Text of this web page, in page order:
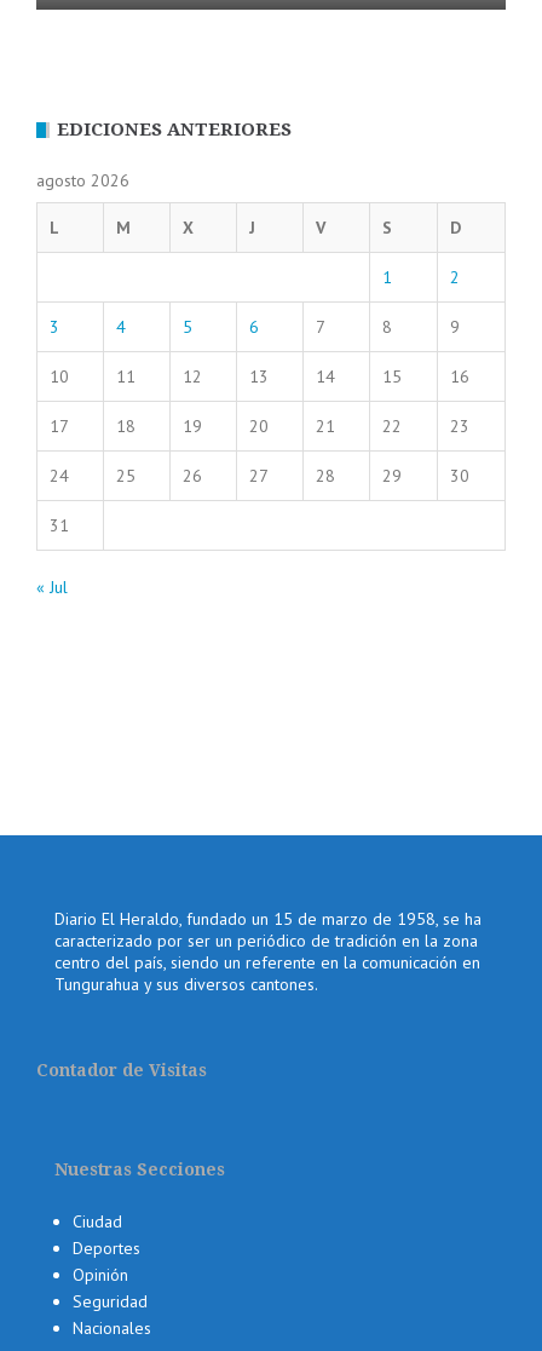
EDICIONES ANTERIORES
agosto 2026
L M X J V S D
1 2
3 4 5 6 7 8 9
10 11 12 13 14 15 16
17 18 19 20 21 22 23
24 25 26 27 28 29 30
31
« Jul
Diario El Heraldo, fundado un 15 de marzo de 1958, se ha
caracterizado por ser un periódico de tradición en la zona
centro del país, siendo un referente en la comunicación en
Tungurahua y sus diversos cantones.
Contador de Visitas
Nuestras Secciones
Ciudad
Deportes
Opinión
Seguridad
Nacionales